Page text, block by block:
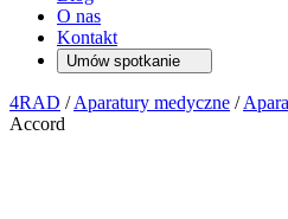
O nas
Kontakt
Umów spotkanie
4RAD /Aparatury medyczne /
Accord